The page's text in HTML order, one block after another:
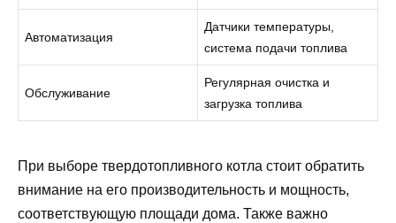
Автоматизация
Датчики температуры,
система подачи топлива
Обслуживание
Регулярная очистка и
загрузка топлива
При выборе твердотопливного котла стоит обратить
внимание на его производительность и мощность,
соответствующую площади дома. Также важно